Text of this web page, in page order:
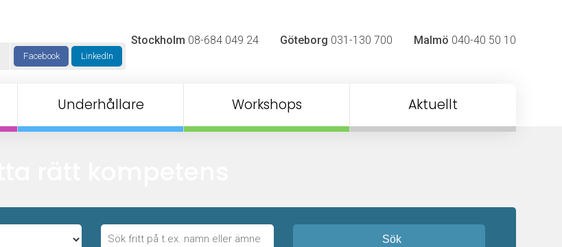
Stockholm 08-684 049 24 Göteborg 031-130 700 Malmö 040-40 50 10
Facebook LinkedIn
Underhållare Workshops Aktuellt
Sök